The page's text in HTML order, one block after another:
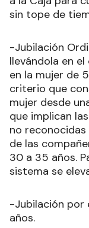
sin tope de
-Jubilación
llevándola en
en la mujer de
criterio que
mujer desde
que implican
no reconocidas
de las
30 a 35 años.
sistema se
-Jubilación por
años.